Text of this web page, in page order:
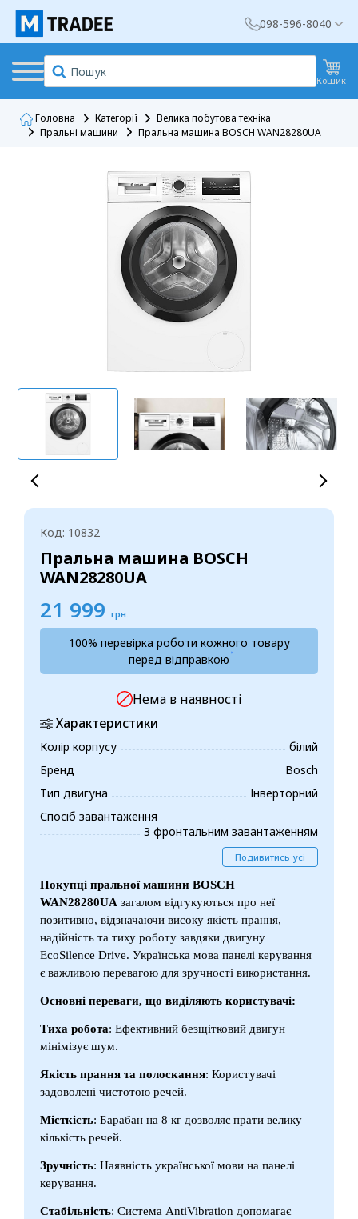
098-596-8040
Кошик
Головна Категорії
Велика побутова техніка
Пральні машини
Пральна машина BOSCH WAN28280UA
Код: 10832
Пральна машина BOSCH
WAN28280UA
21 999 грн.
100% перевірка роботи кожного товару
перед відправкою
Нема в наявності
Характеристики
Колір корпусу
білий
Бренд
Bosch
Тип двигуна
Інверторний
Спосіб завантаження
З фронтальним завантаженням
Подивитись усі
Покупці пральної машини BOSCH
WAN28280UA загалом відгукуються про неї
позитивно, відзначаючи високу якість прання,
надійність та тиху роботу завдяки двигуну
EcoSilence Drive. Українська мова панелі керування
є важливою перевагою для зручності використання.
Основні переваги, що виділяють користувачі:
Тиха робота: Ефективний безщітковий двигун
мінімізує шум.
Якість прання та полоскання: Користувачі
задоволені чистотою речей.
Місткість: Барабан на 8 кг дозволяє прати велику
кількість речей.
Зручність: Наявність української мови на панелі
керування.
Стабільність: Система AntiVibration допомагає